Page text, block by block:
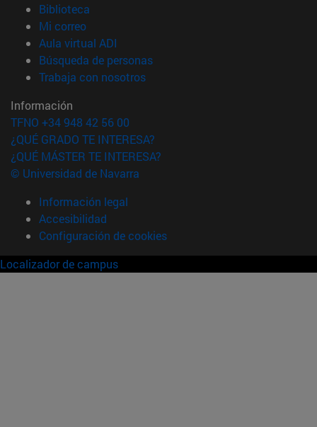
Biblioteca
Mi correo(abre en nueva ventana)
Aula virtual ADI
Búsqueda de personas(abre en nueva ventana)
Trabaja con nosotros(abre en nueva ventana)
Información
TFNO +34 948 42 56 00
¿QUÉ GRADO TE INTERESA?
¿QUÉ MÁSTER TE INTERESA?
© Universidad de Navarra
Información legal
Accesibilidad
Configuración de cookies
Localizador de campus